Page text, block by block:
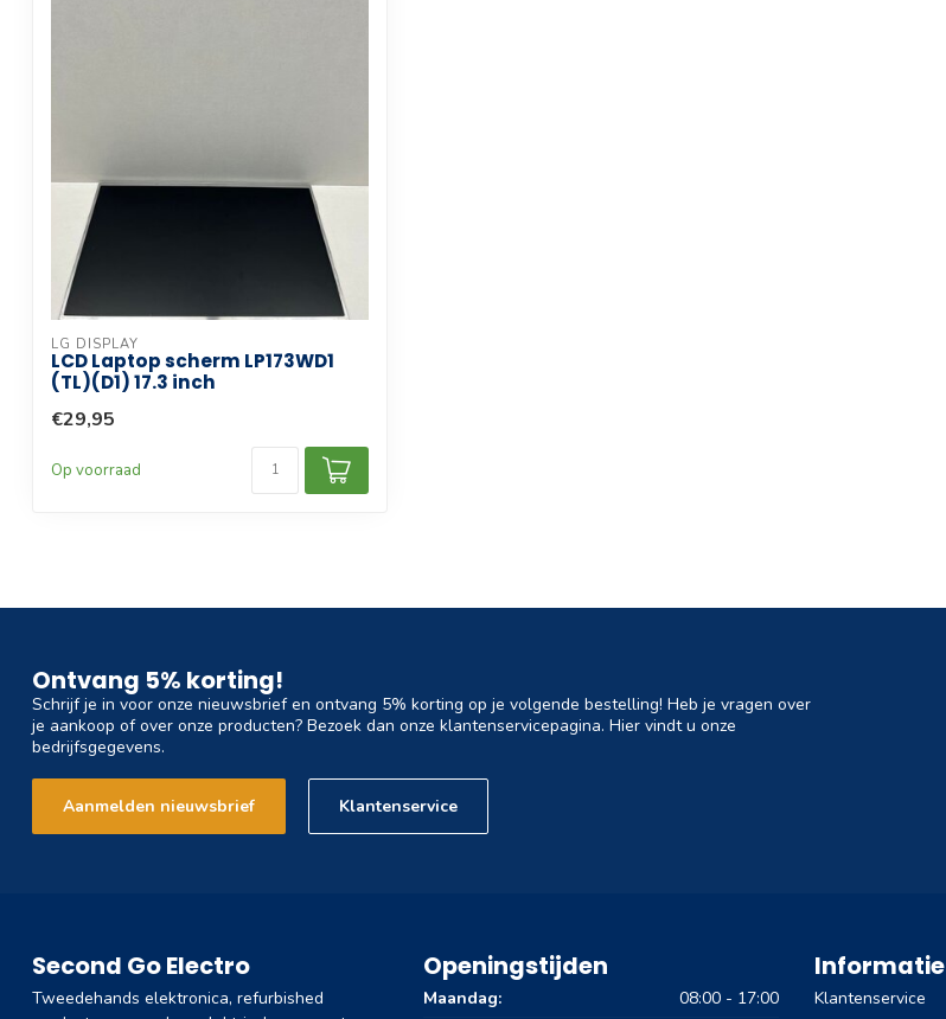
LG DISPLAY
LCD Laptop scherm LP173WD1
(TL)(D1) 17.3 inch
€29,95
Op voorraad
Ontvang 5% korting!
Schrijf je in voor onze nieuwsbrief en ontvang 5% korting op je volgende bestelling! Heb je vragen over
je aankoop of over onze producten? Bezoek dan onze klantenservicepagina. Hier vindt u onze
bedrijfsgegevens.
Aanmelden nieuwsbrief Klantenservice
Second Go Electro
Tweedehands elektronica, refurbished
Openingstijden
Maandag: 08:00 - 17:00
Informatie
Klantenservice